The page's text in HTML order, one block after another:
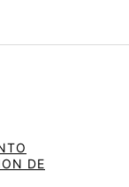
DE